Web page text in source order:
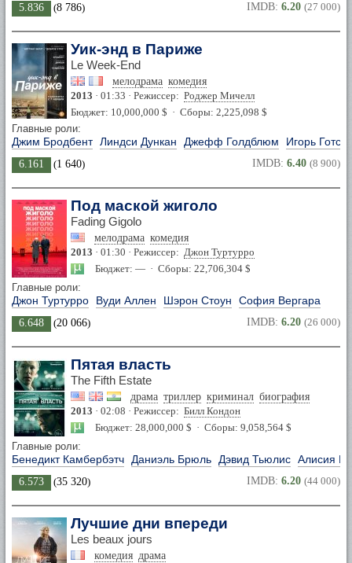
5.836 (8 786) IMDB: 6.20 (27 000)
Уик-энд в Париже
Le Week-End
мелодрама комедия
2013 · 01:33 · Режиссер: Роджер Мичелл
Бюджет: 10,000,000 $ · Сборы: 2,225,098 $
Главные роли:
Джим Бродбент Линдси Дункан Джефф Голдблюм Игорь
6.161 (1 640) IMDB: 6.40 (8 900)
Под маской жиголо
Fading Gigolo
мелодрама комедия
2013 · 01:30 · Режиссер: Джон Туртурро
Бюджет: — · Сборы: 22,706,304 $
Главные роли:
Джон Туртурро Вуди Аллен Шэрон Стоун София Вергара
6.648 (20 066) IMDB: 6.20 (26 000)
Пятая власть
The Fifth Estate
драма триллер криминал биография
2013 · 02:08 · Режиссер: Билл Кондон
Бюджет: 28,000,000 $ · Сборы: 9,058,564 $
Главные роли:
Бенедикт Камбербэтч Даниэль Брюль Дэвид Тьюлис Алисия
6.573 (35 320) IMDB: 6.20 (44 000)
Лучшие дни впереди
Les beaux jours
комедия драма